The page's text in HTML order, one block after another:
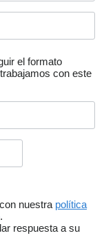
el formato
con este
nuestra política
.
respuesta a su